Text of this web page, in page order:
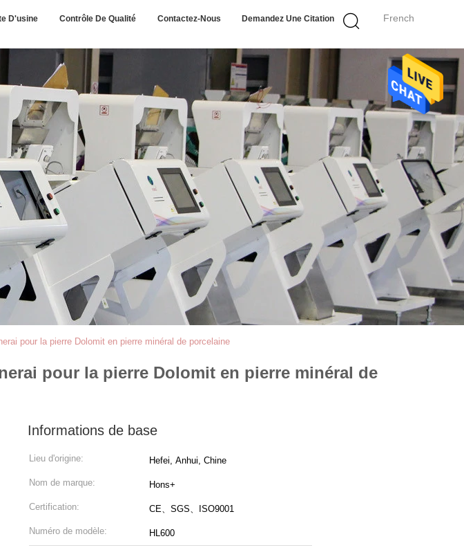
French
D'usine Contrôle De Qualité Contactez-Nous Demandez Une Citation
pour la pierre Dolomit en pierre minéral de porcelaine
pour la pierre Dolomit en pierre minéral de
Informations de base
Lieu d'origine: Hefei, Anhui, Chine
Nom de marque: Hons+
Certification: CE、SGS、ISO9001
Numéro de modèle: HL600